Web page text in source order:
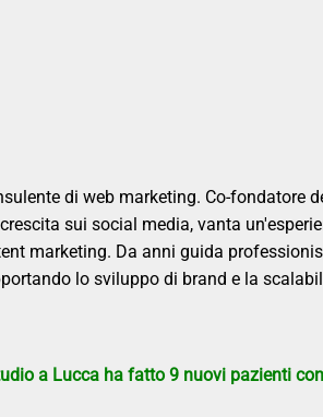
di web marketing. Co-fondatore
sui social media, vanta
marketing. Da anni guida
lo sviluppo di brand e la
a Lucca ha fatto 9 nuovi pazienti